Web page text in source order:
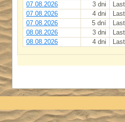
07.08.2026 3 dni
07.08.2026
4 dni
07.08.2026
5 dní
08.08.2026
3 dni
08.08.2026
4 dni